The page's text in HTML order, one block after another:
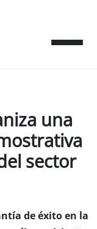
una
sector
de éxito en la